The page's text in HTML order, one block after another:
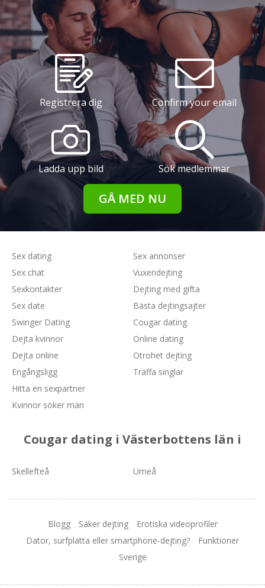
Registrera dig Confirm your email
Ladda upp bild Sök medlemmar
GÅ MED NU
Sex dating
Sex chat
Sexkontakter
Sex date
Swinger Dating
Sex annonser
Vuxendejting
Dejting med gifta
Bästa dejtingsajter
Cougar dating
Dejta kvinnor
Dejta online
Engångsligg
Hitta en sexpartner
Kvinnor söker män
Online dating
Otrohet dejting
Träffa singlar
Cougar dating i Västerbottens län i
Skellefteå Umeå
Blogg Säker dejting
Erotiska videoprofiler
Dator, surfplatta eller smartphone-dejting?
Funktioner
Sverige